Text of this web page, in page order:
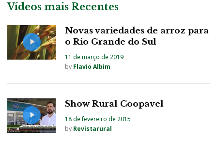
Vídeos mais Recentes
Novas variedades de arroz para
o Rio Grande do Sul
11 de março de 2019
by Flavio Albim
Show Rural Coopavel
18 de fevereiro de 2015
by Revistarural